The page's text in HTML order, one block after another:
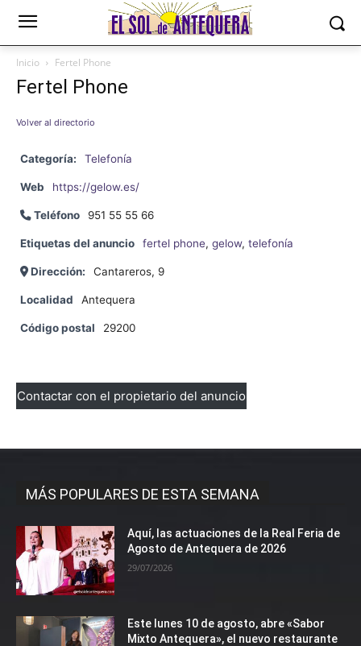
Inicio Fertel Phone
Fertel Phone
Volver al directorio
Categoría: Telefonía
Web https://gelow.es/
Teléfono 951 55 55 66
Etiquetas del anuncio fertel phone, gelow, telefonía
Dirección: Cantareros, 9
Localidad Antequera
Código postal 29200
Contactar con el propietario del anuncio
MÁS POPULARES DE ESTA SEMANA
Aquí, las actuaciones de la Real Feria de
Agosto de Antequera de 2026
29/07/2026
Este lunes 10 de agosto, abre «Sabor
Mixto Antequera», el nuevo restaurante